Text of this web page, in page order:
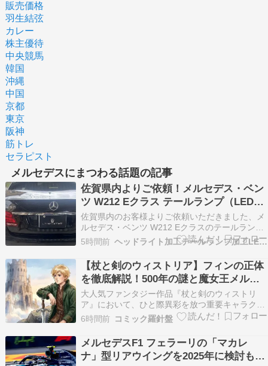
販売価格
羽生結弦
カレー
株主優待
中央競馬
韓国
沖縄
中国
京都
東京
阪神
筋トレ
セラピスト
メルセデスにまつわる話題の記事
佐賀県内よりご依頼！メルセデス・ベン
ツ W212 Eクラス テールランプ（LED点
灯不良・不点灯）修復修理
佐賀県内のお客様よりご依頼いただきました、メ
ルセデス・ベンツ W212 Eクラスのテールランプ
修復作業 ????️ ご依頼内容：W212定番のテール
ランプ不点灯トラブル W212系のEクラスでは定
番とも言える「テールランプ（スモール/ブレーキ
LED）の片側・両側不点灯」や「チラ…
5時間前 ヘッドライト加工テールランプ加工LED加工後期移植など
【杖と剣のウィストリア】フィンの正体
を徹底解説！500年の謎と魔女王メルセ
デスとの盟約とは？
大人気ファンタジー作品『杖と剣のウィストリ
ア』において、ひと際異彩を放つ重要キャラクタ
ーが「フィン」です。 可愛らしい小柄な容姿であ
りながら、世界の命運を握るような圧倒的な存在
感と謎に包まれた言動で、多くの読者や視聴者を
魅了しています。 魔法が絶対とされる世界で、な
ぜ彼は魔法を…
6時間前 コミック羅針盤
メルセデスF1 フェラーリの「マカレ
ナ」型リアウイングを2025年に検討も不